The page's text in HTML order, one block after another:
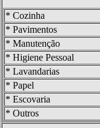
* Cozinha
* Pavimentos
* Manutenção
* Higiene Pessoal
* Lavandarias
* Papel
* Escovaria
* Outros